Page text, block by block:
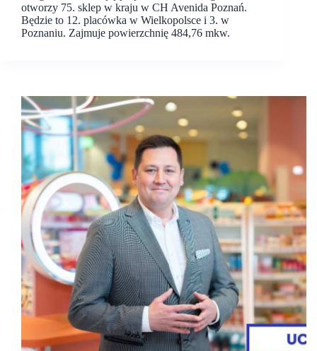
otworzy 75. sklep w kraju w CH Avenida Poznań.
Będzie to 12. placówka w Wielkopolsce i 3. w
Poznaniu. Zajmuje powierzchnię 484,76 mkw.